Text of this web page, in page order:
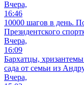
Вчера,
16:46
10000 шагов в день.
Президентского
Вчера,
16:09
Бархатцы, хризантемы
сада от семьи из
Вчера,